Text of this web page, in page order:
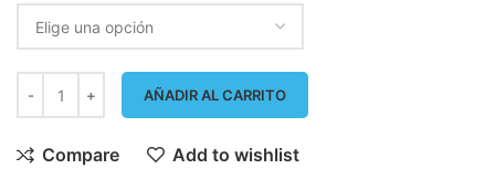
AÑADIR AL CARRITO
Compare Add to wishlist